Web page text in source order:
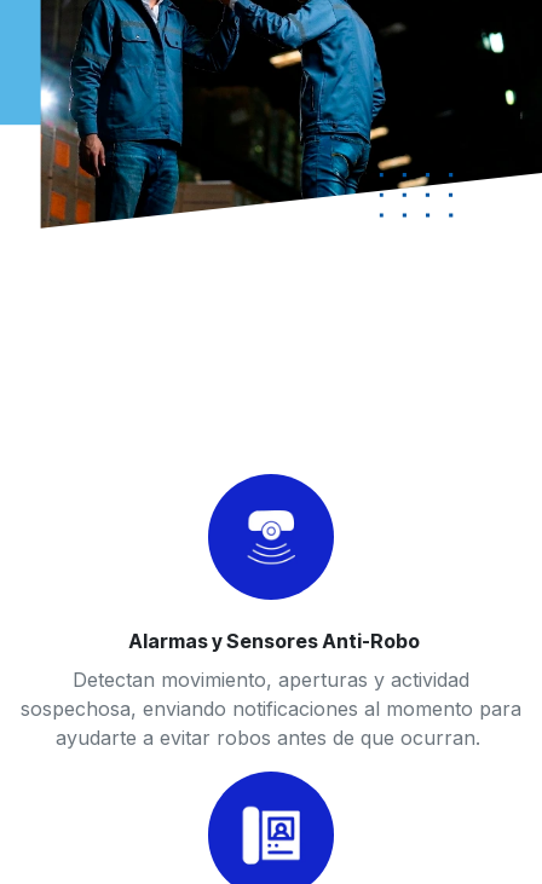
Alarmas y Sensores Anti-Robo
Detectan movimiento, aperturas y actividad
sospechosa, enviando notificaciones al momento para
ayudarte a evitar robos antes de que ocurran.